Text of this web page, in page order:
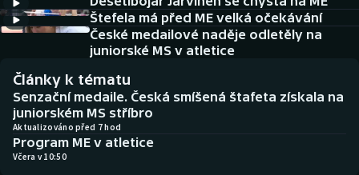
Americký fotbal
Baseball a softbal
Basketbal
Biatlon
Boby a skeleton
NEPŘEHLÉDNĚTE
Historické návraty
Aplikace ČT sport
AZ kvíz
Štefela má před ME velká očekávání
České medailové naděje odletěly na
juniorské MS v atletice
Články k tématu
Senzační medaile. Česká smíšená štafeta získala na
juniorském MS stříbro
Aktualizováno před 7 hod
Program ME v atletice
Včera v 10:50